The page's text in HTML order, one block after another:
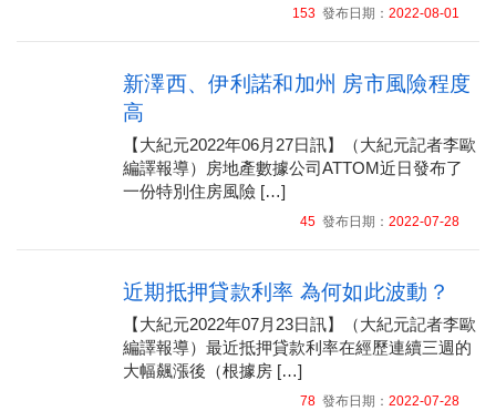
153發布日期： 2022-08-01
新澤西、伊利諾和加州 房市風險程度
高
【大紀元2022年06月27日訊】（大紀元記者李歐
編譯報導）房地產數據公司ATTOM近日發布了
一份特別住房風險 […]
45發布日期： 2022-07-28
近期抵押貸款利率 為何如此波動？
【大紀元2022年07月23日訊】（大紀元記者李歐
編譯報導）最近抵押貸款利率在經歷連續三週的
大幅飆漲後（根據房 […]
78發布日期： 2022-07-28